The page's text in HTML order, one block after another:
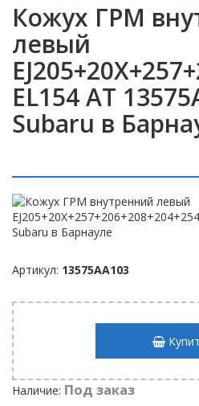
Кожух ГРМ
левый
EL154 AT
Subaru в
Артикул: 13575AA103
Наличие: Под заказ